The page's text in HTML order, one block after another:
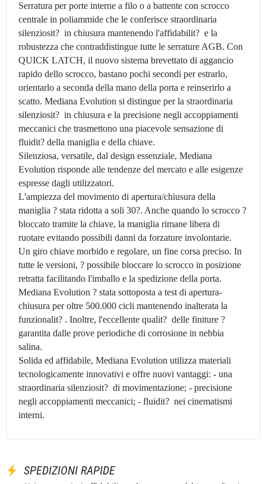
Serratura per porte interne a filo o a battente con scrocco
centrale in poliammide che le conferisce straordinaria
silenziosit? in chiusura mantenendo l'affidabilit? e la
robustezza che contraddistingue tutte le serrature AGB. Con
QUICK LATCH, il nuovo sistema brevettato di aggancio
rapido dello scrocco, bastano pochi secondi per estrarlo,
orientarlo a seconda della mano della porta e reinserirlo a
scatto. Mediana Evolution si distingue per la straordinaria
silenziosit? in chiusura e la precisione negli accoppiamenti
meccanici che trasmettono una piacevole sensazione di
fluidit? della maniglia e della chiave.
Silenziosa, versatile, dal design essenziale, Mediana
Evolution risponde alle tendenze del mercato e alle esigenze
espresse dagli utilizzatori.
L'ampiezza del movimento di apertura/chiusura della
maniglia ? stata ridotta a soli 30?. Anche quando lo scrocco ?
bloccato tramite la chiave, la maniglia rimane libera di
ruotare evitando possibili danni da forzature involontarie.
Un giro chiave morbido e regolare, un fine corsa preciso. In
tutte le versioni, ? possibile bloccare lo scrocco in posizione
retratta facilitando l'imballo e la spedizione della porta.
Mediana Evolution ? stata sottoposta a test di apertura-
chiusura per oltre 500.000 cicli mantenendo inalterata la
funzionalit? . Inoltre, l'eccellente qualit? delle finiture ?
garantita dalle prove periodiche di corrosione in nebbia
salina.
Solida ed affidabile, Mediana Evolution utilizza materiali
tecnologicamente innovativi e offre nuovi vantaggi: - una
straordinaria silenziosit? di movimentazione; - precisione
negli accoppiamenti meccanici; - fluidit? nei cinematismi
interni.
SPEDIZIONI RAPIDE